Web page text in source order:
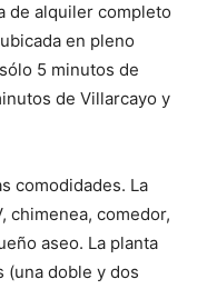
de alquiler completo
en pleno
5 minutos de
de Villarcayo y
comodidades. La
chimenea, comedor,
aseo. La planta
(una doble y dos